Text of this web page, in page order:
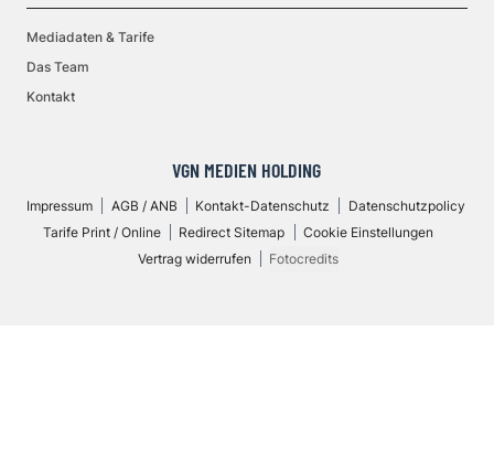
Mediadaten & Tarife
Das Team
Kontakt
VGN MEDIEN HOLDING
Impressum AGB / ANB Kontakt-Datenschutz
Datenschutzpolicy
Tarife Print / Online
Redirect Sitemap
Cookie Einstellungen
Vertrag widerrufen
Fotocredits